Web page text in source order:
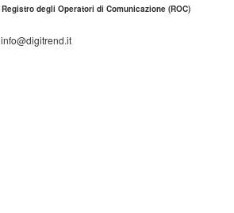
Registro degli Operatori di Comunicazione (ROC)
info@digitrend.it